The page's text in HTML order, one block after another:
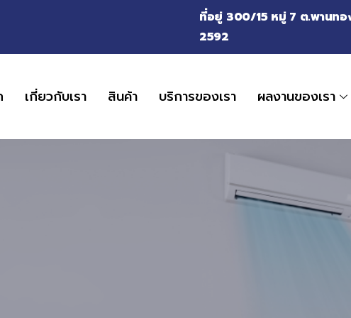
ที่อยู่ 300/15 หมู่ 7 ต.พานท
2592
เกี่ยวกับเรา สินค้า บริการของเรา ผลงานของเรา